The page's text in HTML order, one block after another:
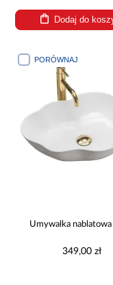
Dodaj do
PORÓWNAJ
Umywalka nablatowa
349,00 zł